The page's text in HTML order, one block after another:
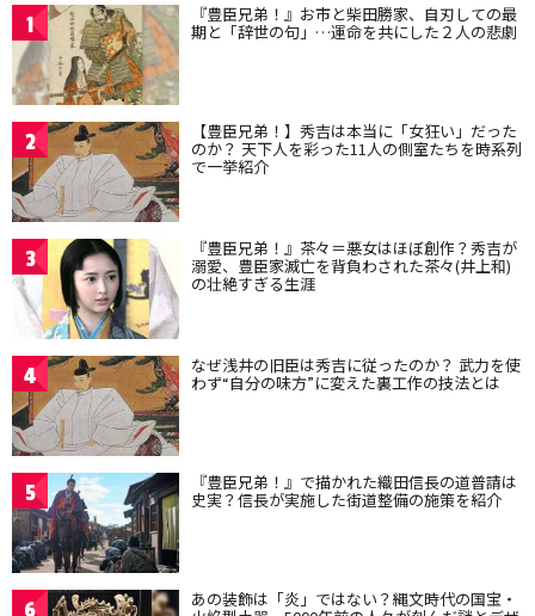
1 『豊臣兄弟！』お市と柴田勝家、自刃しての最
期と「辞世の句」…運命を共にした２人の悲劇
2 【豊臣兄弟！】秀吉は本当に「女狂い」だった
のか？ 天下人を彩った11人の側室たちを時系列
で一挙紹介
3 『豊臣兄弟！』茶々＝悪女はほぼ創作？秀吉が
溺愛、豊臣家滅亡を背負わされた茶々(井上和)
の壮絶すぎる生涯
4 なぜ浅井の旧臣は秀吉に従ったのか？ 武力を使
わず“自分の味方”に変えた裏工作の技法とは
5 『豊臣兄弟！』で描かれた織田信長の道普請は
史実？信長が実施した街道整備の施策を紹介
6 あの装飾は「炎」ではない？縄文時代の国宝・